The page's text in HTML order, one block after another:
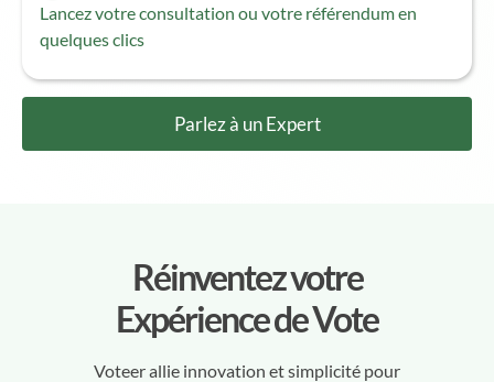
Lancez votre consultation ou votre référendum en
quelques clics
Parlez à un Expert
Réinventez votre
Expérience de Vote
Voteer allie innovation et simplicité pour